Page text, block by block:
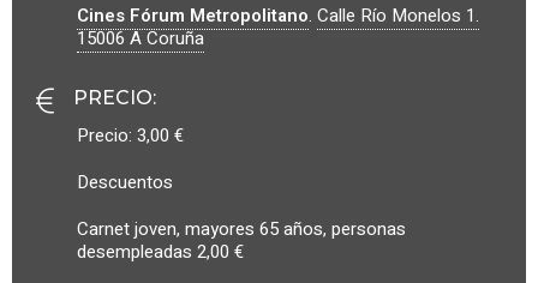
Cines Fórum Metropolitano. Calle Río Monelos 1.
15006A Coruña
PRECIO:
Precio: 3,00 €
Descuentos
Carnet joven, mayores 65 años, personas
desempleadas 2,00 €